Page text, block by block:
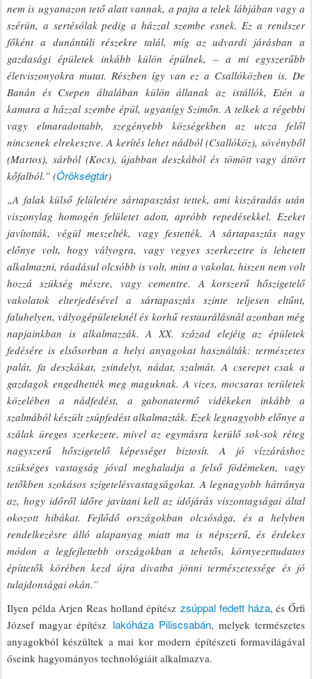
nem is ugyanazon tető alatt vannak, a pajta a telek lábjában vagy a
szérün, a sertésólak pedig a házzal szembe esnek. Ez a rendszer
főként a dunántúli részekre talál, míg az udvardi járásban a
gazdasági épületek inkább külön épülnek, – a mi egyszerűbb
életviszonyokra mutat. Részben így van ez a Csallóközben is. De
Banán és Csepen általában külön állanak az istállók, Etén a
kamara a házzal szembe épül, ugyanígy Szimőn. A telkek a régebbi
vagy elmaradottabb, szegényebb községekben az utcza felől
nincsenek elrekesztve. A kerítés lehet nádból (Csallóköz), sövényből
(Martos), sárból (Kocs), újabban deszkából és tömött vagy áttört
kőfalból.” (Örökségtár)
„A falak külső felületére sártapasztást tettek, ami kiszáradás után
viszonylag homogén felületet adott, apróbb repedésekkel. Ezeket
javították, végül meszelték, vagy festették. A sártapasztás nagy
előnye volt, hogy vályogra, vagy vegyes szerkezetre is lehetett
alkalmazni, ráadásul olcsóbb is volt, mint a vakolat, hiszen nem volt
hozzá szükség mészre, vagy cementre. A korszerű hőszigetelő
vakolatok elterjedésével a sártapasztás szinte teljesen eltűnt,
faluhelyen, vályogépületeknél és korhű restaurálásnál azonban még
napjainkban is alkalmazzák. A XX. század elejéig az épületek
fedésére is elsősorban a helyi anyagokat használták: természetes
palát, fa deszkákat, zsindelyt, nádat, szalmát. A cserepet csak a
gazdagok engedhették meg maguknak. A vizes, mocsaras területek
közelében a nádfedést, a gabonatermő vidékeken inkább a
szalmából készült zsúpfedést alkalmazták. Ezek legnagyobb előnye a
szálak üreges szerkezete, mivel az egymásra kerülő sok-sok réteg
nagyszerű hőszigetelő képességet biztosít. A jó vízzáráshoz
szükséges vastagság jóval meghaladja a felső födémeken, vagy
tetőkben szokásos szigetelésvastagságokat. A legnagyobb hátránya
az, hogy időről időre javítani kell az időjárás viszontagságai által
okozott hibákat. Fejlődő országokban olcsósága, és a helyben
rendelkezésre álló alapanyag miatt ma is népszerű, és érdekes
módon a legfejlettebb országokban a tehetős, környezettudatos
építtetők körében kezd újra divatba jönni természetessége és jó
tulajdonságai okán.”
Ilyen példa Arjen Reas holland építészzsúppal fedett háza, és Őrfi
József magyar építész lakóháza Piliscsabán, melyek természetes
anyagokból készültek a mai kor modern építészeti formavilágával
őseink hagyományos technológiáit alkalmazva.